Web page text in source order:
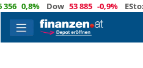
0,8% Dow 53 885 -0,9% EStoxx50